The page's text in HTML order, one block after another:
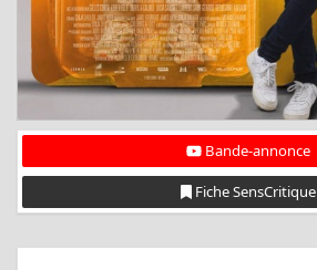
Bande-annonce
Fiche SensCritique